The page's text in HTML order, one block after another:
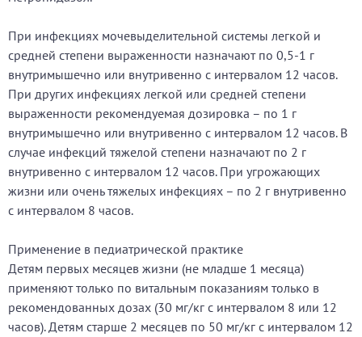
При инфекциях мочевыделительной системы легкой и
средней степени выраженности назначают по 0,5-1 г
внутримышечно или внутривенно с интервалом 12 часов.
При других инфекциях легкой или средней степени
выраженности рекомендуемая дозировка – по 1 г
внутримышечно или внутривенно с интервалом 12 часов. В
случае инфекций тяжелой степени назначают по 2 г
внутривенно с интервалом 12 часов. При угрожающих
жизни или очень тяжелых инфекциях – по 2 г внутривенно
с интервалом 8 часов.
Применение в педиатрической практике
Детям первых месяцев жизни (не младше 1 месяца)
применяют только по витальным показаниям только в
рекомендованных дозах (30 мг/кг с интервалом 8 или 12
часов). Детям старше 2 месяцев по 50 мг/кг с интервалом 12